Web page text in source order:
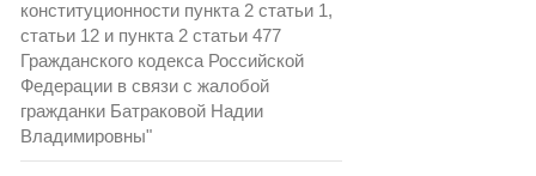
конституционности пункта 2 статьи 1,
статьи 12 и пункта 2 статьи 477
Гражданского кодекса Российской
Федерации в связи с жалобой
гражданки Батраковой Надии
Владимировны"